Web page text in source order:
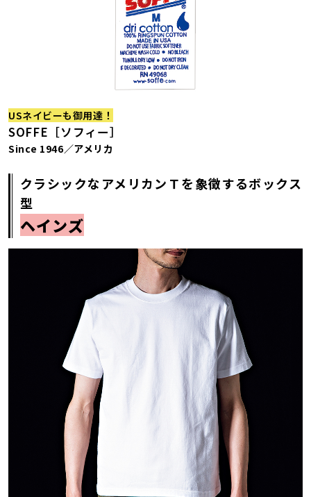
USネイビーも御用達！
SOFFE［ソフィー］
Since 1946／アメリカ
クラシックなアメリカンＴを象徴するボックス
型
ヘインズ